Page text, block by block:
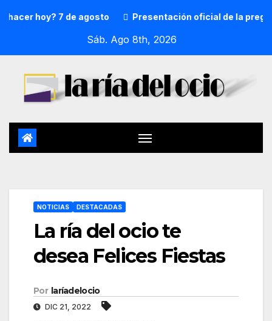
hoy? 7 de agosto Presentación oficial de la
Sáb. Ago 8th, 2026
NOTICIAS DESTACADAS
La ría del ocio te
desea Felices Fiestas
Por laríadelocio
DIC 21, 2022